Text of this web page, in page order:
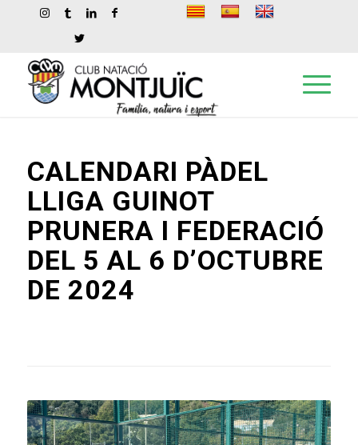
CALENDARI PÀDEL
LLIGA GUINOT
PRUNERA I FEDERACIÓ
DEL 5 AL 6 D’OCTUBRE
DE 2024